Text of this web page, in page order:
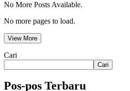
No More Posts Available.
No more pages to load.
View More
Cari
Cari
Pos-pos Terbaru